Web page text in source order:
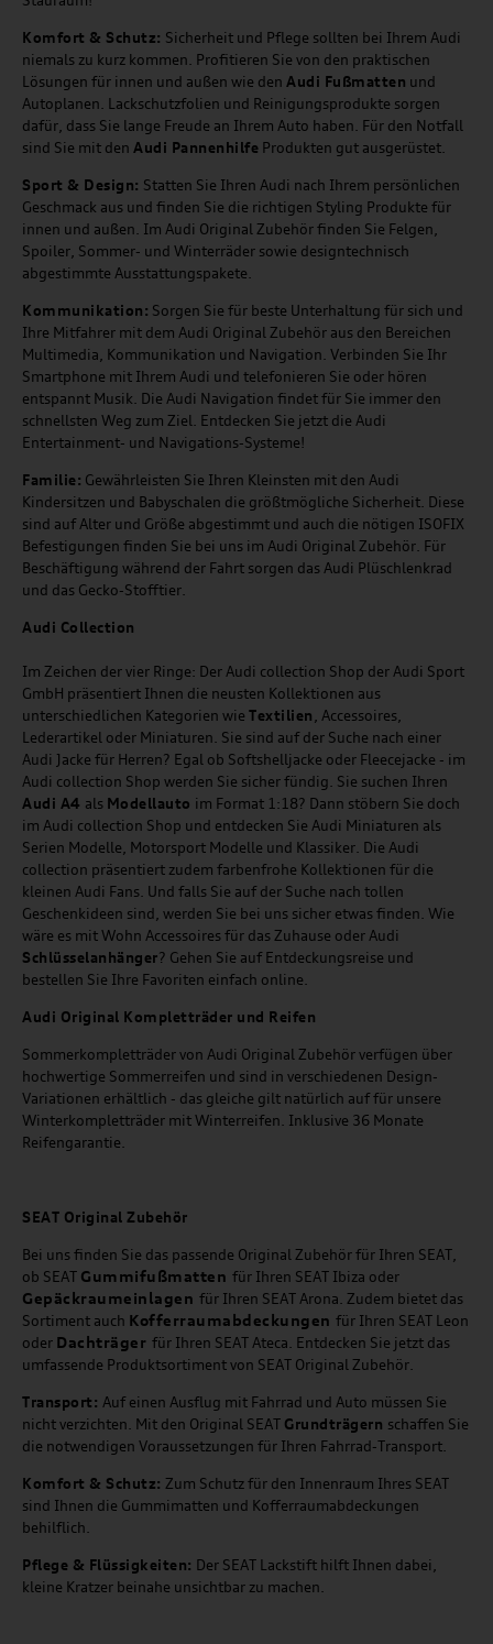
Komfort & Schutz: Sicherheit und Pflege sollten bei Ihrem Audi
niemals zu kurz kommen. Profitieren Sie von den praktischen
Lösungen für innen und außen wie den Audi Fußmatten und
Autoplanen. Lackschutzfolien und Reinigungsprodukte sorgen
dafür, dass Sie lange Freude an Ihrem Auto haben. Für den Notfall
sind Sie mit den Audi Pannenhilfe Produkten gut ausgerüstet.
Sport & Design: Statten Sie Ihren Audi nach Ihrem persönlichen
Geschmack aus und finden Sie die richtigen Styling Produkte für
innen und außen. Im Audi Original Zubehör finden Sie Felgen,
Spoiler, Sommer- und Winterräder sowie designtechnisch
abgestimmte Ausstattungspakete.
Kommunikation: Sorgen Sie für beste Unterhaltung für sich und
Ihre Mitfahrer mit dem Audi Original Zubehör aus den Bereichen
Multimedia, Kommunikation und Navigation. Verbinden Sie Ihr
Smartphone mit Ihrem Audi und telefonieren Sie oder hören
entspannt Musik. Die Audi Navigation findet für Sie immer den
schnellsten Weg zum Ziel. Entdecken Sie jetzt die Audi
Entertainment- und Navigations-Systeme!
Familie: Gewährleisten Sie Ihren Kleinsten mit den Audi
Kindersitzen und Babyschalen die größtmögliche Sicherheit. Diese
sind auf Alter und Größe abgestimmt und auch die nötigen ISOFIX
Befestigungen finden Sie bei uns im Audi Original Zubehör. Für
Beschäftigung während der Fahrt sorgen das Audi Plüschlenkrad
und das Gecko-Stofftier.
Audi Collection
Im Zeichen der vier Ringe: Der Audi collection Shop der Audi Sport
GmbH präsentiert Ihnen die neusten Kollektionen aus
unterschiedlichen Kategorien wie Textilien , Accessoires,
Lederartikel oder Miniaturen. Sie sind auf der Suche nach einer
Audi Jacke für Herren? Egal ob Softshelljacke oder Fleecejacke - im
Audi collection Shop werden Sie sicher fündig. Sie suchen Ihren
Audi A4 als Modellauto im Format 1:18? Dann stöbern Sie doch
im Audi collection Shop und entdecken Sie Audi Miniaturen als
Serien Modelle, Motorsport Modelle und Klassiker. Die Audi
collection präsentiert zudem farbenfrohe Kollektionen für die
kleinen Audi Fans. Und falls Sie auf der Suche nach tollen
Geschenkideen sind, werden Sie bei uns sicher etwas finden. Wie
wäre es mit Wohn Accessoires für das Zuhause oder Audi
Schlüsselanhänger? Gehen Sie auf Entdeckungsreise und
bestellen Sie Ihre Favoriten einfach online.
Audi Original Kompletträder und Reifen
Sommerkompletträder von Audi Original Zubehör verfügen über
hochwertige Sommerreifen und sind in verschiedenen Design-
Variationen erhältlich - das gleiche gilt natürlich auf für unsere
Winterkompletträder mit Winterreifen. Inklusive 36 Monate
Reifengarantie.
SEAT Original Zubehör
Bei uns finden Sie das passende Original Zubehör für Ihren SEAT,
ob SEAT Gummifußmatten für Ihren SEAT Ibiza oder
Gepäckraumeinlagen für Ihren SEAT Arona. Zudem bietet das
Sortiment auch Kofferraumabdeckungen für Ihren SEAT Leon
oder Dachträger für Ihren SEAT Ateca. Entdecken Sie jetzt das
umfassende Produktsortiment von SEAT Original Zubehör.
Transport: Auf einen Ausflug mit Fahrrad und Auto müssen Sie
nicht verzichten. Mit den Original SEAT Grundträgern schaffen Sie
die notwendigen Voraussetzungen für Ihren Fahrrad-Transport.
Komfort & Schutz: Zum Schutz für den Innenraum Ihres SEAT
sind Ihnen die Gummimatten und Kofferraumabdeckungen
behilflich.
Pflege & Flüssigkeiten: Der SEAT Lackstift hilft Ihnen dabei,
kleine Kratzer beinahe unsichtbar zu machen.